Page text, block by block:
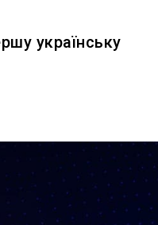
українську